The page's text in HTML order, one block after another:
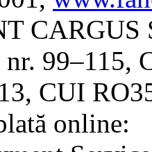
CARGUS
99–115,
CUI
online: